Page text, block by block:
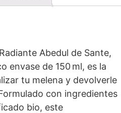
Abedul de Sante,
envase de 150 ml, es la
tu melena y devolverle
con ingredientes
bio, este